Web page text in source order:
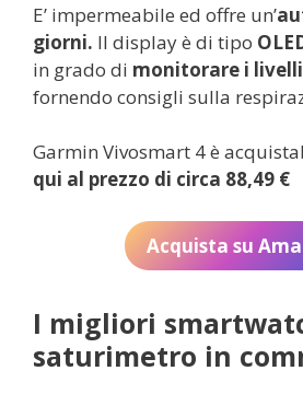
E’ impermeabile ed offre un’
giorni. Il display è di tipo
in grado di monitorare i
fornendo consigli sulla
Garmin Vivosmart 4 è
qui al prezzo di circa 88,49 €
Acquista su
I migliori
saturimetro in